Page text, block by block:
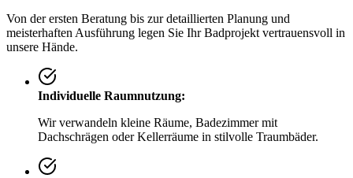
Von der ersten Beratung bis zur detaillierten Planung und
meisterhaften Ausführung legen Sie Ihr Badprojekt vertrauensvoll in
unsere Hände.
Individuelle Raumnutzung:
Wir verwandeln kleine Räume, Badezimmer mit
Dachschrägen oder Kellerräume in stilvolle Traumbäder.